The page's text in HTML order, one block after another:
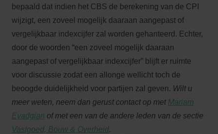
bepaald dat indien het CBS de berekening van de CPI
wijzigt, een zoveel mogelijk daaraan aangepast of
vergelijkbaar indexcijfer zal worden gehanteerd. Echter,
door de woorden “een zoveel mogelijk daaraan
aangepast of vergelijkbaar indexcijfer” blijft er ruimte
voor discussie zodat een allonge wellicht toch de
beoogde duidelijkheid voor partijen zal geven. Wilt u
meer weten, neem dan gerust contact op met Mariam
Evadgian of met een van de andere leden van de sectie
Vastgoed, Bouw & Overheid.